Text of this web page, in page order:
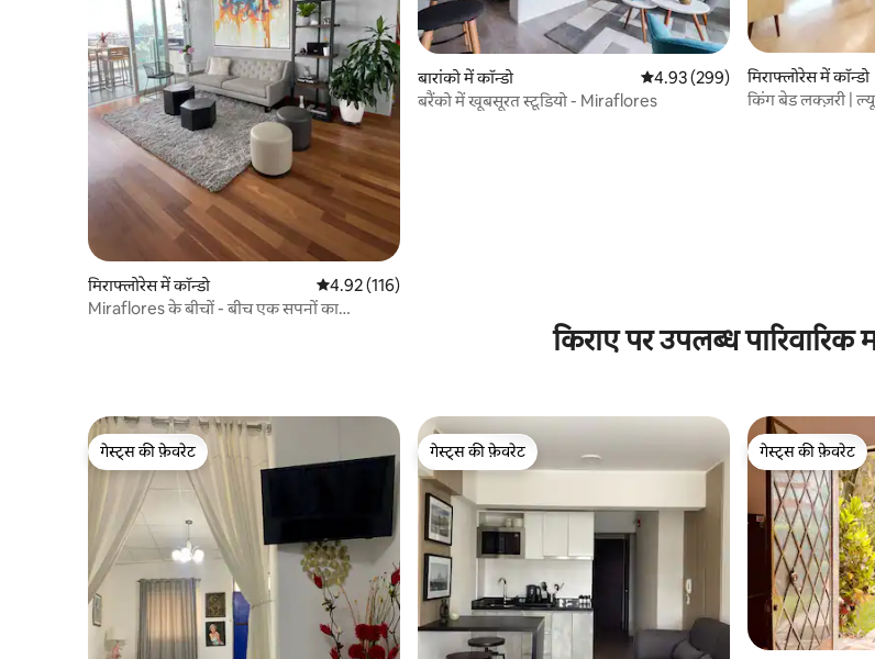
मिराफ्लोरेस में कॉन्डो औसत रेटिंग 5 में से 4.92, 116 समीक्षाएँ
4.92 (116)
Miraflores के बीचों - बीच एक सपनों का
बारांको में कॉन्डो औसत रेटिंग 5 में से 4.93, 299 समीक्षाएँ
4.93 (299)
बरैंको में खूबसूरत स्टूडियो - Miraflores
मिराफ्लोरेस में कॉन्डो
किंग बेड लक्ज़री |
किराए पर उपलब्ध पारिवारिक
गेस्ट्स की फ़ेवरेट
गेस्ट्स की फ़ेवरेट
गेस्ट्स की फ़ेवरेट
गेस्ट्स की फ़ेवरेट
गेस्ट्स की फ़ेवरेट
गेस्ट्स की फ़ेवरेट